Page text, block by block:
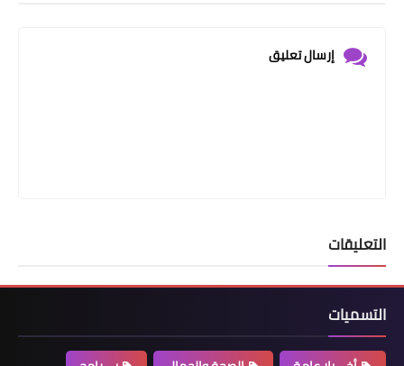
إرسال تعليق
التعليقات
التسميات